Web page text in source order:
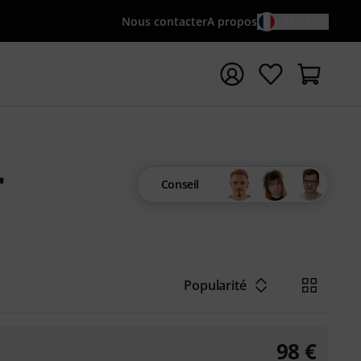
Nous contacterA propos
la recherche avec le terme de recherche
Conseil
Popularité
98 €